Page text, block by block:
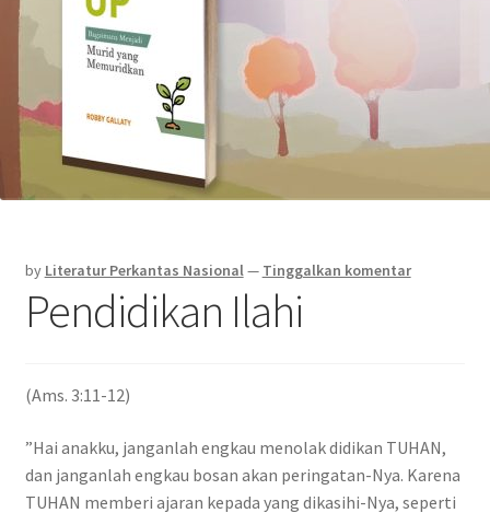
by Literatur Perkantas Nasional— Tinggalkan komentar
Pendidikan Ilahi
(Ams. 3:11-12)
”Hai anakku, janganlah engkau menolak didikan TUHAN,
dan janganlah engkau bosan akan peringatan-Nya. Karena
TUHAN memberi ajaran kepada yang dikasihi-Nya, seperti